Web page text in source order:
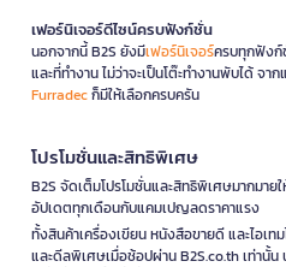
เฟอร์นิเจอร์ดีไซน์ครบฟังก์ชั่น
นอกจากนี้ B2S ยังมีเฟอร์นิเจอร์ครบทุกฟังก์
และที่ทำงาน ไม่ว่าจะเป็นโต๊ะทำงานพับได้ จา
Furradecก็มีให้เลือกครบครัน
โปรโมชั่นและสิทธิพิเศษ
B2S จัดเต็มโปรโมชั่นและสิทธิพิเศษมากมา
อัปเดตทุกเดือนกับแคมเปญลดราคาแรง
ทั้งสินค้าเครื่องเขียน หนังสือขายดี และไอเ
และดีลพิเศษเมื่อช้อปผ่าน B2S.co.th เท่านั้